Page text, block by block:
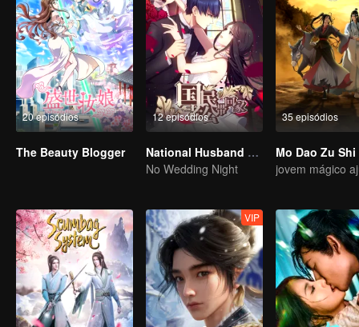
20 episódios
The Beauty Blogger
12 episódios
National Husband Bring Home SS1
No Wedding Night
35 episódios
Mo Dao Zu Shi
VIP